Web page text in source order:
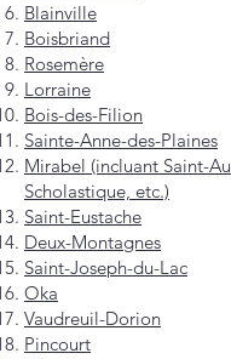
Blainville
Boisbriand
Rosemère
Lorraine
Bois-des-Filion
Sainte-Anne-des-Plaines
Mirabel (incluant Saint-
Scholastique, etc.)
Saint-Eustache
Deux-Montagnes
Saint-Joseph-du-Lac
Oka
Vaudreuil-Dorion
Pincourt